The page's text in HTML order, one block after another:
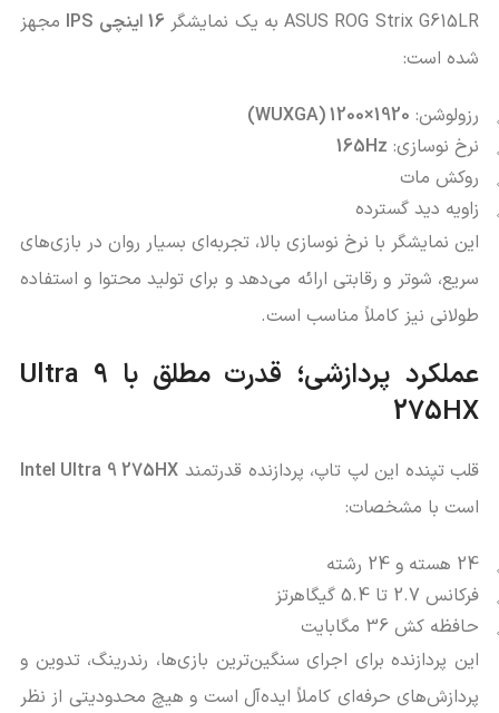
ASUS ROG Strix G615LR به یک نمایشگر 16 اینچی IPS
مجهز
شده است:
رزولوشن: 1920×1200 (WUXGA)
نرخ نوسازی: 165Hz
روکش مات
زاویه دید گسترده
این نمایشگر با نرخ نوسازی بالا، تجربه‌ای بسیار روان در بازی‌های
سریع، شوتر و رقابتی ارائه می‌دهد و برای تولید محتوا و استفاده
طولانی نیز کاملاً مناسب است.
عملکرد پردازشی؛ قدرت مطلق با Ultra 9
275HX
قلب تپنده این لپ‌ تاپ، پردازنده قدرتمند Intel Ultra 9 275HX
است با مشخصات:
24 هسته و 24 رشته
فرکانس 2.7 تا 5.4 گیگاهرتز
حافظه کش 36 مگابایت
این پردازنده برای اجرای سنگین‌ترین بازی‌ها، رندرینگ، تدوین و
پردازش‌های حرفه‌ای کاملاً ایده‌آل است و هیچ محدودیتی از نظر